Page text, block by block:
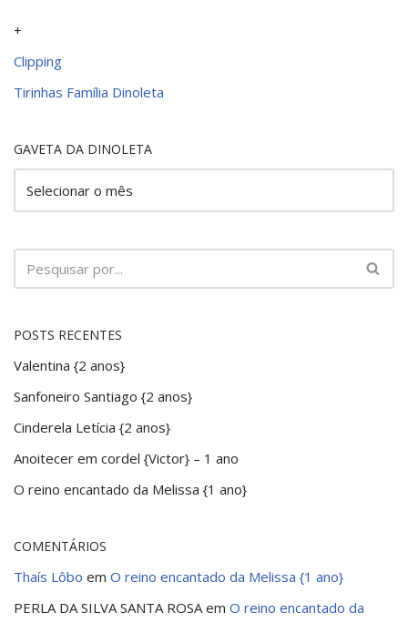
+
Clipping
Tirinhas Família Dinoleta
GAVETA DA DINOLETA
POSTS RECENTES
Valentina {2 anos}
Sanfoneiro Santiago {2 anos}
Cinderela Letícia {2 anos}
Anoitecer em cordel {Victor} – 1 ano
O reino encantado da Melissa {1 ano}
COMENTÁRIOS
Thaís Lôbo em O reino encantado da Melissa {1 ano}
PERLA DA SILVA SANTA ROSA em O reino encantado da